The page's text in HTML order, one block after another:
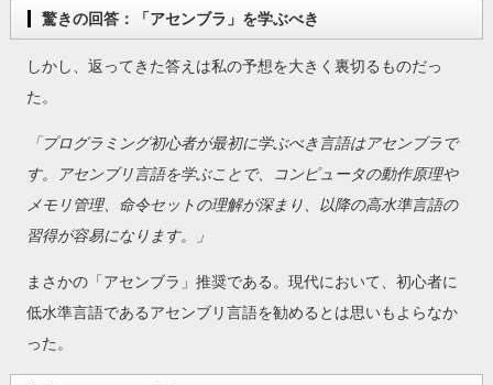
驚きの回答：「アセンブラ」を学ぶべき
しかし、返ってきた答えは私の予想を大きく裏切るものだっ
た。
「プログラミング初心者が最初に学ぶべき言語はアセンブラで
す。アセンブリ言語を学ぶことで、コンピュータの動作原理や
メモリ管理、命令セットの理解が深まり、以降の高水準言語の
習得が容易になります。」
まさかの「アセンブラ」推奨である。現代において、初心者に
低水準言語であるアセンブリ言語を勧めるとは思いもよらなか
った。